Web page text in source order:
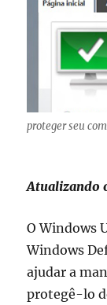
proteger seu
Atualizando
O Windows
Windows
ajudar a
protegê-lo